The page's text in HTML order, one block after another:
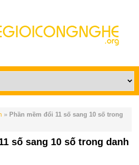
» Phần mềm đổi 11 số sang 10 số trong
số sang 10 số trong danh